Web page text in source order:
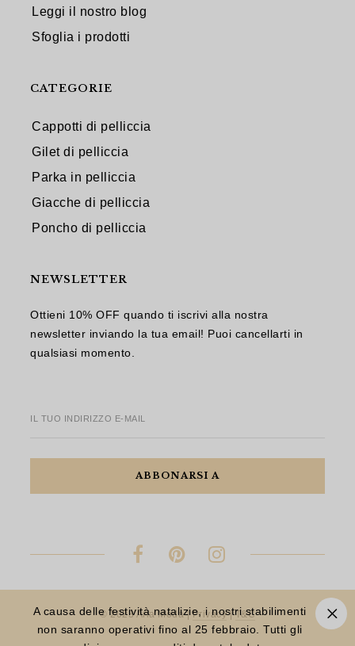
A causa delle festività natalizie, i nostri stabilimenti
non saranno operativi fino al 25 febbraio. Tutti gli
Leggi il nostro blog
Sfoglia i prodotti
CATEGORIE
Cappotti di pelliccia
Gilet di pelliccia
Parka in pelliccia
Giacche di pelliccia
Poncho di pelliccia
NEWSLETTER
Ottieni 10% OFF quando ti iscrivi alla nostra
newsletter inviando la tua email! Puoi cancellarti in
qualsiasi momento.
IL TUO INDIRIZZO E-MAIL
© 2023 Aria Moda |Privacy|T&C